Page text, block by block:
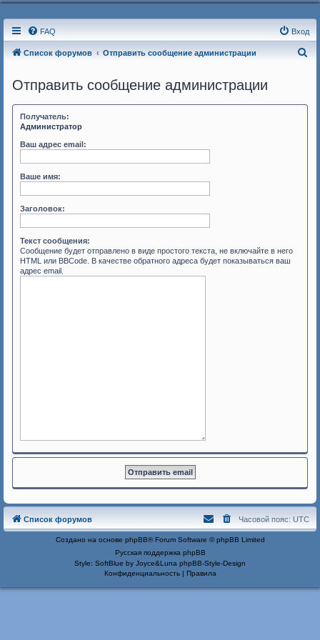
FAQ Вход
Список форумов Отправить сообщение администрации
Отправить сообщение администрации
Получатель:
Администратор
Ваш адрес email:
Ваше имя:
Заголовок:
Текст сообщения:
Сообщение будет отправлено в виде простого текста, не включайте в него
HTML или BBCode. В качестве обратного адреса будет показываться ваш
адрес email.
Список форумов Часовой пояс: UTC
Создано на основе phpBB® Forum Software © phpBB Limited
Русская поддержка phpBB
Style: SoftBlue by Joyce&Luna phpBB-Style-Design
Конфиденциальность| Правила